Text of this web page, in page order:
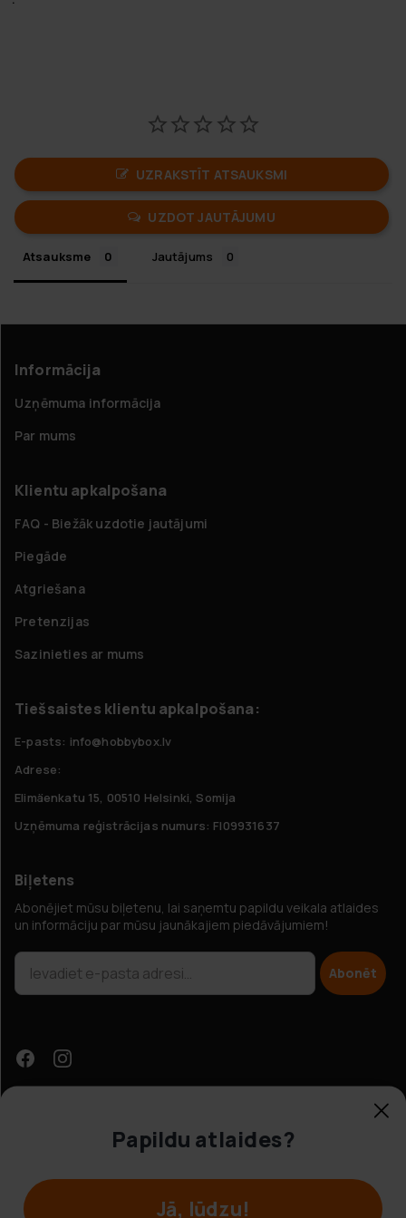
UZRAKSTĪT ATSAUKSMI
UZDOT JAUTĀJUMU
Atsauksme Jautājums
Informācija
Uzņēmuma informācija
Par mums
Klientu apkalpošana
FAQ - Biežāk uzdotie jautājumi
Piegāde
Atgriešana
Pretenzijas
Sazinieties ar mums
Tiešsaistes klientu apkalpošana:
E-pasts: info@hobbybox.lv
Adrese:
Elimäenkatu 15, 00510 Helsinki, Somija
Uzņēmuma reģistrācijas numurs: FI09931637
Biļetens
Abonējiet mūsu biļetenu, lai saņemtu papildu veikala atlaides
un informāciju par mūsu jaunākajiem piedāvājumiem!
Abonēt
Papildu atlaides?
Jā, lūdzu!